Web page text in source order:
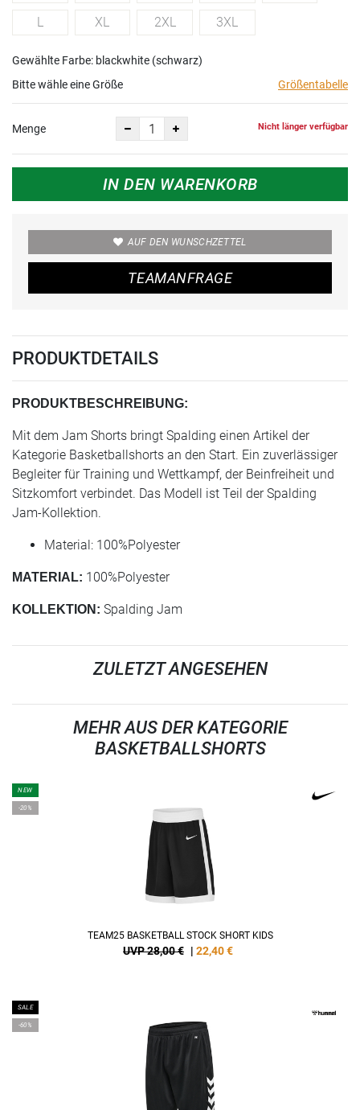
L XL 2XL 3XL
Gewählte Farbe: blackwhite (schwarz)
Bitte wähle eine Größe
Größentabelle
Menge Nicht länger verfügbar
IN DEN WARENKORB
AUF DEN WUNSCHZETTEL
TEAMANFRAGE
PRODUKTDETAILS
PRODUKTBESCHREIBUNG:
Mit dem Jam Shorts bringt Spalding einen Artikel der
Kategorie Basketballshorts an den Start. Ein zuverlässiger
Begleiter für Training und Wettkampf, der Beinfreiheit und
Sitzkomfort verbindet. Das Modell ist Teil der Spalding
Jam-Kollektion.
Material: 100%Polyester
MATERIAL: 100%Polyester
KOLLEKTION: Spalding Jam
ZULETZT ANGESEHEN
MEHR AUS DER KATEGORIE
BASKETBALLSHORTS
NEW
-20%
TEAM25 BASKETBALL STOCK SHORT KIDS
UVP 28,00 € | 22,40€
SALE
-60%